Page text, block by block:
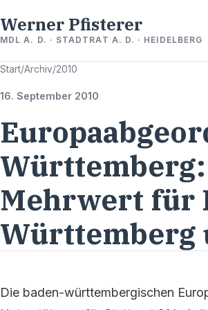
Werner Pfisterer
MDL A. D. · STADTRAT A. D. · HEIDELBERG
Start/Archiv/2010
16. September 2010
Mehrwert für
Württemberg
Die baden-württembergischen